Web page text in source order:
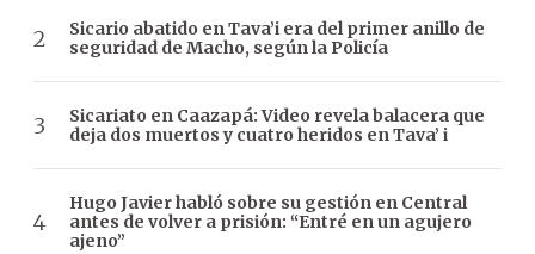
Sicario abatido en Tava’i era del primer anillo de
seguridad de Macho, según la Policía
Sicariato en Caazapá: Video revela balacera que
deja dos muertos y cuatro heridos en Tava’ i
Hugo Javier habló sobre su gestión en Central
antes de volver a prisión: “Entré en un agujero
ajeno”